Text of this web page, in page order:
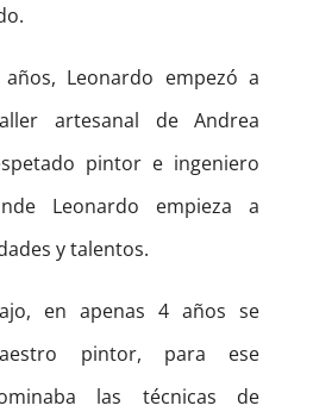
Leonardo empezó a
artesanal de Andrea
pintor e ingeniero
Leonardo empieza a
y talentos.
en apenas 4 años se
pintor, para ese
las técnicas de